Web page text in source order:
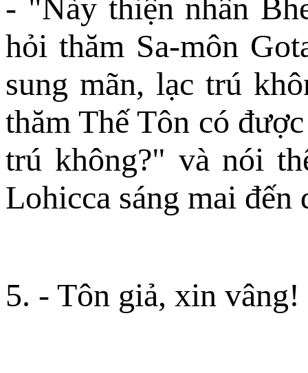
- "Này thiện nhân
hỏi thăm Sa-môn
sung mãn, lạc trú
thăm Thế Tôn có
trú không?" và nói
Lohicca sáng mai
5. - Tôn giả, xin vâng!